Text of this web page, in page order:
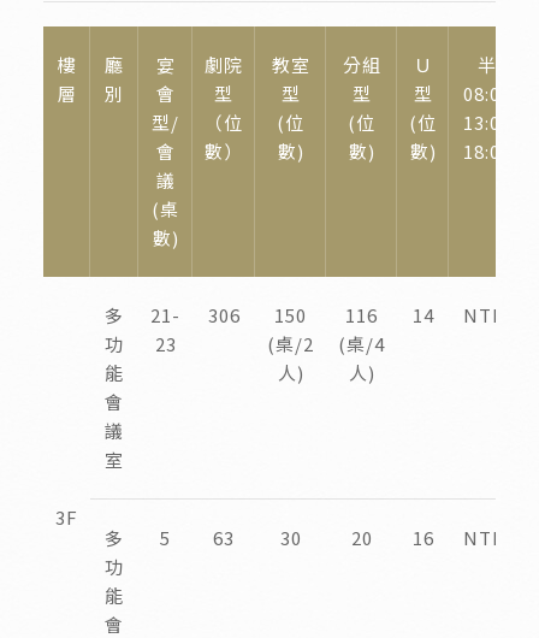
樓
層
廳
別
宴
會
型/
會
議
(桌
數)
劇院
型
（位
數）
教室
型
(位
數)
分組
型
(位
數)
Ｕ
型
(位
數)
半日
08:00-
13:00-
18:00-
3F
多
功
能
會
議
室
21-
23
306
150
(桌/2
人)
116
(桌/4
人)
14
多
功
能
會
5 63 30 20 16